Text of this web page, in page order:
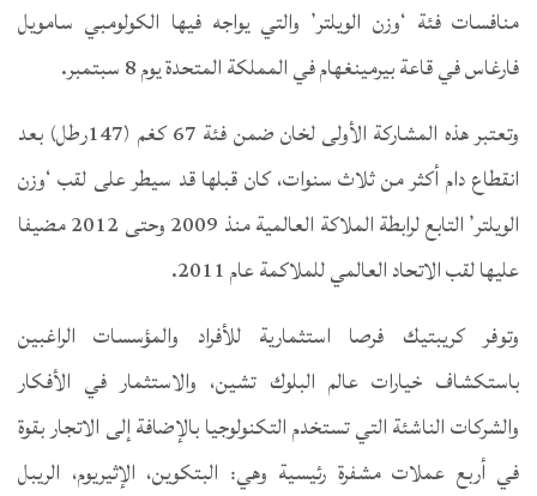
منافسات فئة ‘وزن الويلتر’ والتي يواجه فيها الكولومبي سامويل
فارغاس في قاعة بيرمينغهام في المملكة المتحدة يوم 8 سبتمبر.
وتعتبر هذه المشاركة الأولى لخان ضمن فئة 67 كغم (147رطل) بعد
انقطاع دام أكثر من ثلاث سنوات، كان قبلها قد سيطر على لقب ‘وزن
الويلتر’ التابع لرابطة الملاكة العالمية منذ 2009 وحتى 2012 مضيفا
عليها لقب الاتحاد العالمي للملاكمة عام 2011.
وتوفر كريبتيك فرصا استثمارية للأفراد والمؤسسات الراغبين
باستكشاف خيارات عالم البلوك تشين، والاستثمار في الأفكار
والشركات الناشئة التي تستخدم التكنولوجيا بالإضافة إلى الاتجار بقوة
في أربع عملات مشفرة رئيسية وهي: البتكوين، الإثيريوم، الريبل